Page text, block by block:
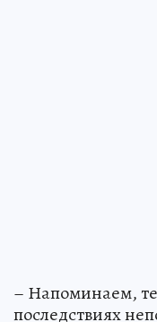
– Напоминаем,
последствиях